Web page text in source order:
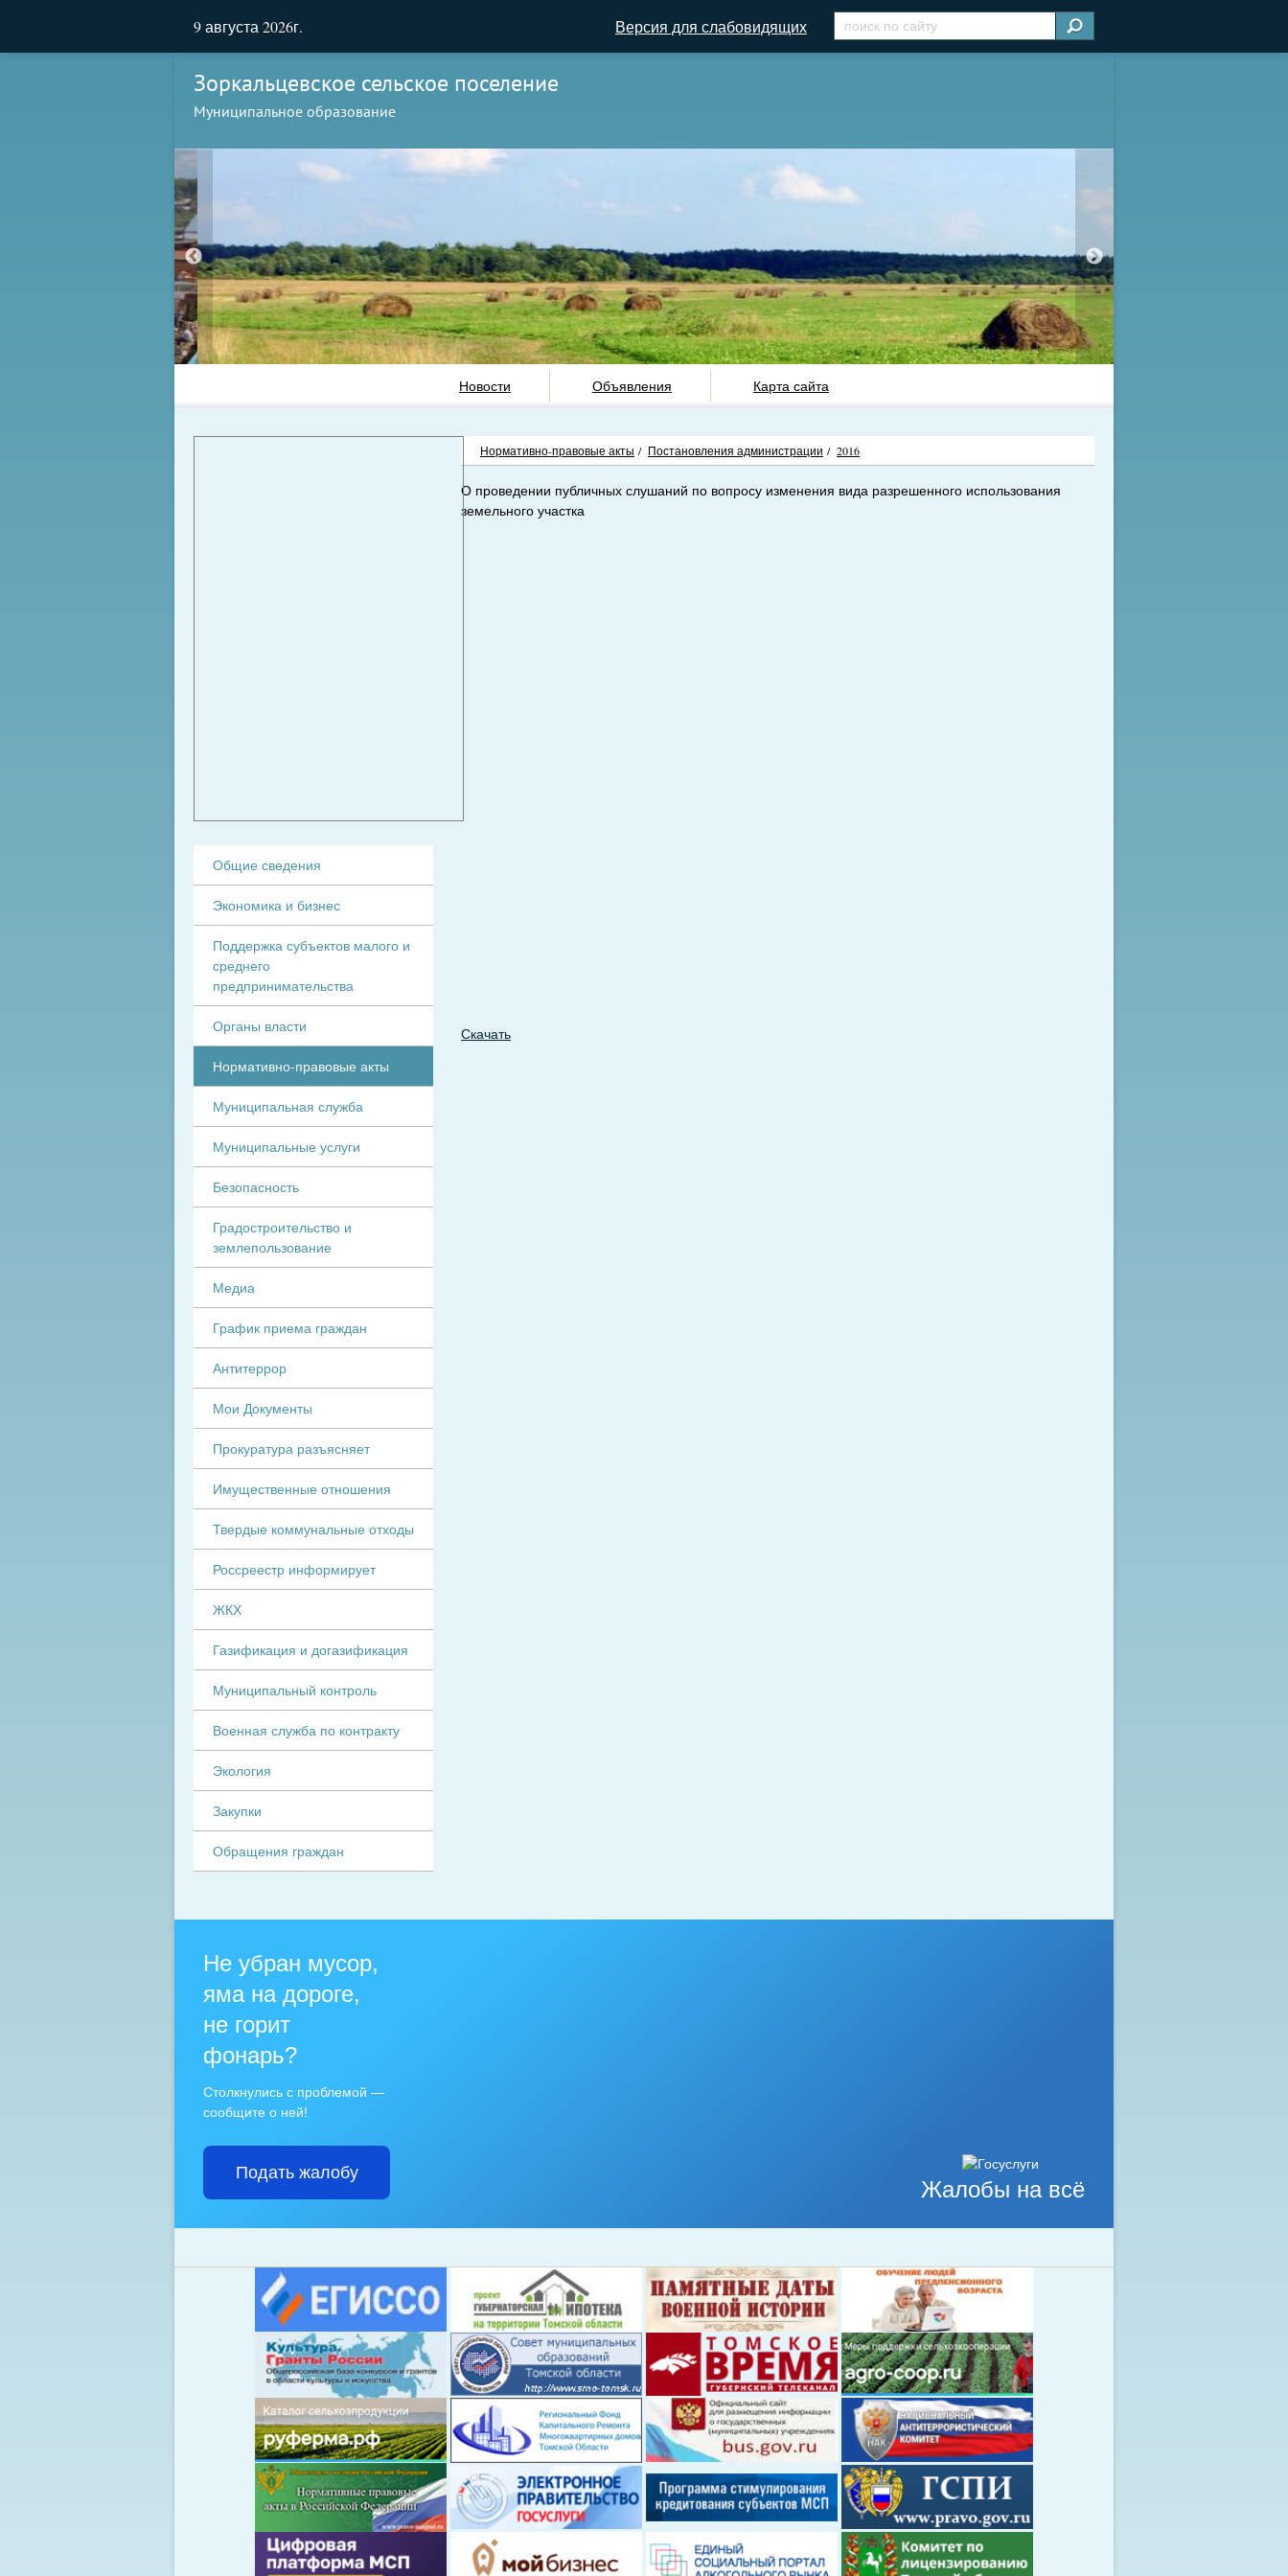
9 августа 2026г. Версия для слабовидящих
Зоркальцевское сельское поселение
Муниципальное образование
Новости Объявления Карта сайта
Нормативно-правовые акты / Постановления администрации / 2016
О проведении публичных слушаний по вопросу изменения вида разрешенного использования
земельного участка
Скачать
Общие сведения
Экономика и бизнес
Поддержка субъектов малого и
среднего
предпринимательства
Органы власти
Нормативно-правовые акты
Муниципальная служба
Муниципальные услуги
Безопасность
Градостроительство и
землепользование
Медиа
График приема граждан
Антитеррор
Мои Документы
Прокуратура разъясняет
Имущественные отношения
Твердые коммунальные отходы
Россреестр информирует
ЖКХ
Газификация и догазификация
Муниципальный контроль
Военная служба по контракту
Экология
Закупки
Обращения граждан
Жалобы на всё
Не убран мусор,
яма на дороге,
не горит
фонарь?
Столкнулись с проблемой —
сообщите о ней!
Подать жалобу